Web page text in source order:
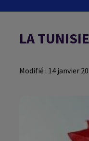
LA
Modifié : 14 janvier